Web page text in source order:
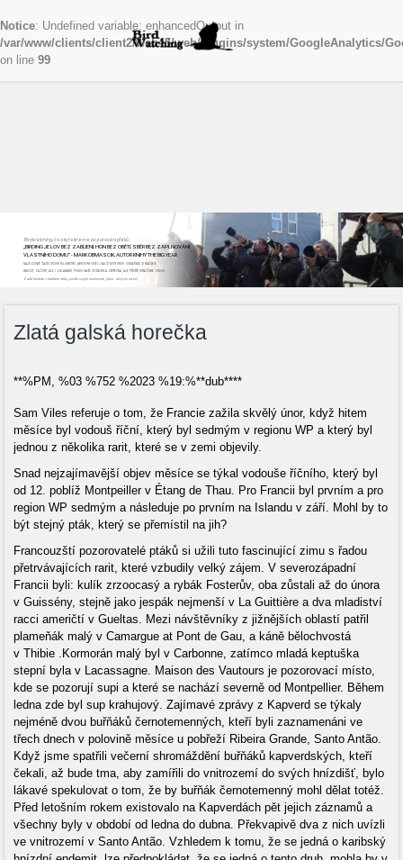
Notice: Undefined variable: enhancedOutput in
/var/www/clients/client2/web45/web/plugins/system/GoogleAnalytics/
on line 99
Birdwatching, česky řekneme pozorování ptáků
„BIRDING JE LOV BEZ ZABÍJENÍ, HON BEZ OBĚTÍ, SBĚR BEZ ZAPLŇOVÁNÍ
VLASTNÍHO DOMU“ - MARK OBMASCIK, AUTOR KNIHY THE BIG YEAR
NAJEZDÍME ČASTO STOVKY KILOMETRŮ, ABYCHOM VIDĚLI DALŠÍ NOVÝ DRUH. ODNÁŠÍME SI NADŠENÍ,
RADOST, ZÁŽITKY, ALE I ZKLAMÁNÍ, POKUD NAŠE CESTA BYLA ZBYTEČNÁ, ALE PŘÍŠTĚ VYRÁŽÍME ZNOVU
Začít můžete v každém věku, podle svých možností, času...stojí to za to!
Zlatá galská horečka
**%PM, %03 %752 %2023 %19:%**dub****
Sam Viles referuje o tom, že Francie zažila skvělý únor, když hitem
měsíce byl vodouš říční, který byl sedmým v regionu WP a který byl
jednou z několika rarit, které se v zemi objevily.
Snad nejzajímavější objev měsíce se týkal vodouše říčního, který byl
od 12. poblíž Montpeiller v Étang de Thau. Pro Francii byl prvním a pro
region WP sedmým a následuje po prvním na Islandu v září. Mohl by to
být stejný pták, který se přemístil na jih?
Francouzští pozorovatelé ptáků si užili tuto fascinující zimu s řadou
přetrvávajících rarit, které vzbudily velký zájem. V severozápadní
Francii byli: kulík zrzoocasý a rybák Fosterův, oba zůstali až do února
v Guissény, stejně jako jespák nejmenší v La Guittière a dva mladiství
racci američtí v Gueltas. Mezi návštěvníky z jižnějších oblastí patřil
plameňák malý v Camargue at Pont de Gau, a káně bělochvostá
v Thibie .Kormorán malý byl v Carbonne, zatímco mladá keptuška
stepní byla v Lacassagne. Maison des Vautours je pozorovací místo,
kde se pozorují supi a které se nachází severně od Montpellier. Během
ledna zde byl sup krahujový. Zajímavé zprávy z Kapverd se týkaly
nejméně dvou buřňáků černotemenných, kteří byli zaznamenáni ve
třech dnech v polovině měsíce u pobřeží Ribeira Grande, Santo Antão.
Když jsme spatřili večerní shromáždění buřňáků kapverdských, kteří
čekali, až bude tma, aby zamířili do vnitrozemí do svých hnízdišť, bylo
lákavé spekulovat o tom, že by buřňák černotemenný mohl dělat totéž.
Před letošním rokem existovalo na Kapverdách pět jejich záznamů a
všechny byly v období od ledna do dubna. Překvapivě dva z nich uvízli
ve vnitrozemí v Santo Antão. Vzhledem k tomu, že se jedná o karibský